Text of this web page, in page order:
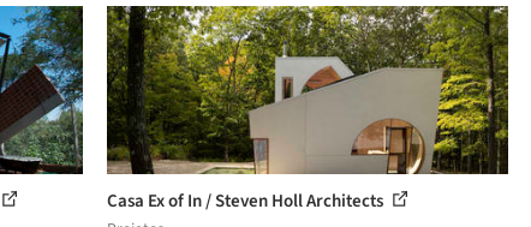
Casa Ex of In / Steven Holl Architects